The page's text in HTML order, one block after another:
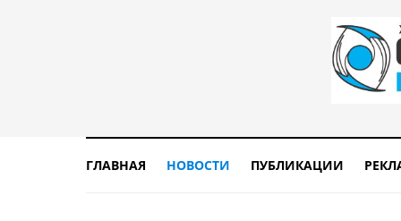
ГЛАВНАЯ НОВОСТИ ПУБЛИКАЦИИ